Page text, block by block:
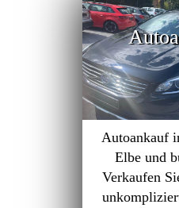
Autoankauf
Elbe und
Verkaufen